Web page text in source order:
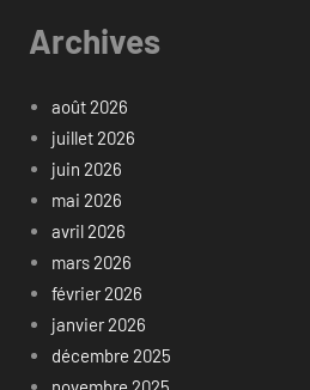
Archives
août 2026
juillet 2026
juin 2026
mai 2026
avril 2026
mars 2026
février 2026
janvier 2026
décembre 2025